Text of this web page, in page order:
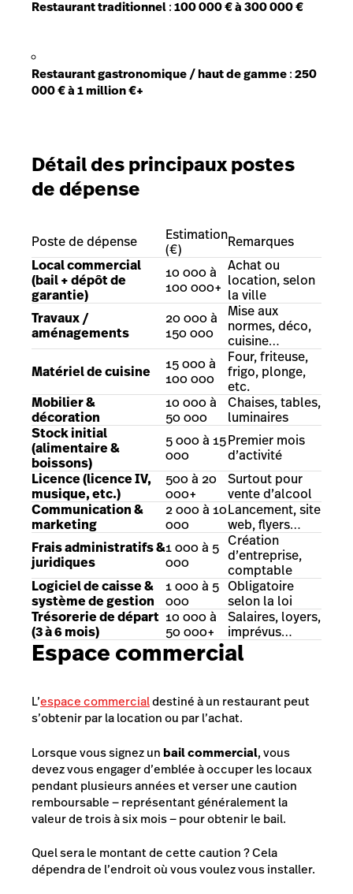
Restaurant traditionnel:100 000 € à 300 000 €
Restaurant gastronomique / haut de gamme:250
000 € à 1 million €+
Détail des principaux postes
de dépense
Poste de dépense
Estimation
(€)
Remarques
Local commercial
(bail + dépôt de
garantie)
10 000 à
100 000+
Achat ou
location, selon
la ville
Travaux /
aménagements
20 000 à
150 000
Mise aux
normes, déco,
cuisine…
Matériel de cuisine
15 000 à
100 000
Four, friteuse,
frigo, plonge,
etc.
Mobilier &
décoration
10 000 à
50 000
Chaises, tables,
luminaires
Stock initial
(alimentaire &
boissons)
5 000 à 15
000
Premier mois
d’activité
Licence (licence IV,
musique, etc.)
500 à 20
000+
Surtout pour
vente d’alcool
Communication &
marketing
2 000 à 10
000
Lancement, site
web, flyers…
Frais administratifs &
juridiques
1 000 à 5
000
Création
d’entreprise,
comptable
Logiciel de caisse &
système de gestion
1 000 à 5
000
Obligatoire
selon la loi
Trésorerie de départ
(3 à 6 mois)
10 000 à
50 000+
Salaires, loyers,
imprévus…
Espace commercial
L’espace commercialdestiné à un restaurant peut
s’obtenir par la location ou par l’achat.
Lorsque vous signez unbail commercial, vous
devez vous engager d’emblée à occuper les locaux
pendant plusieurs années et verser une caution
remboursable — représentant généralement la
valeur de trois à six mois — pour obtenir le bail.
Quel sera le montant de cette caution ? Cela
dépendra de l’endroit où vous voulez vous installer.